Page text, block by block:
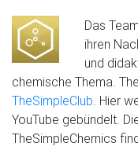
Das
ihren
und
chemische Thema.
TheSimpleClub. Hier
YouTube gebündelt.
TheSimpleChemics